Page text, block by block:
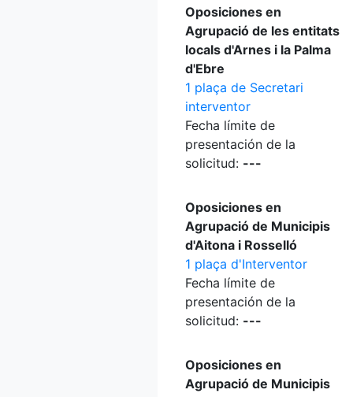
Oposiciones en
Agrupació de les entitats
locals d'Arnes i la Palma
d'Ebre
1 plaça de Secretari
interventor
Fecha límite de
presentación de la
solicitud: ---
Oposiciones en
Agrupació de Municipis
d'Aitona i Rosselló
1 plaça d'Interventor
Fecha límite de
presentación de la
solicitud: ---
Oposiciones en
Agrupació de Municipis